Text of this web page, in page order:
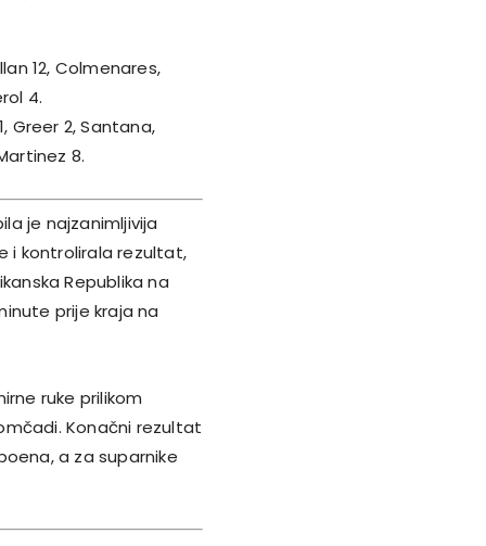
12, Colmenares,
4.
Greer 2, Santana,
8.
je najzanimljivija
i kontrolirala rezultat,
Republika na
prije kraja na
ruke prilikom
Konačni rezultat
a za suparnike